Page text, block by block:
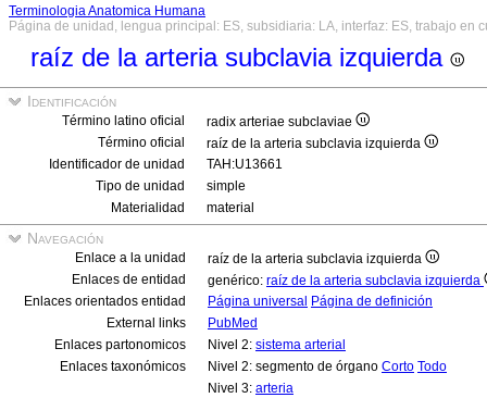
Terminologia Anatomica Humana
Página de unidad, lengua principal: ES, subsidiaria: LA, interfaz: ES, trabajo en
raíz de la arteria subclavia izquierda
Identificación
Término latino oficial
radix arteriae subclaviae
Término oficial
raíz de la arteria subclavia izquierda
Identificador de unidad
TAH:U13661
Tipo de unidad
simple
Materialidad
material
Navegación
Enlace a la unidad
raíz de la arteria subclavia izquierda
Enlaces de entidad
genérico: raíz de la arteria subclavia izquierda
Enlaces orientados entidad
Página universal Página de definición
External links
PubMed
Enlaces partonomicos
Nivel 2: sistema arterial
Enlaces taxonómicos
Nivel 2: segmento de órgano Corto Todo
Nivel 3: arteria